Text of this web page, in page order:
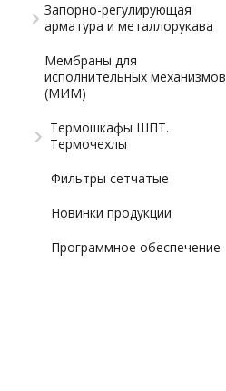
Запорно-регулирующая
арматура и металлорукава
Мембраны для
исполнительных механизмов
(МИМ)
Термошкафы ШПТ.
Термочехлы
Фильтры сетчатые
Новинки продукции
Программное обеспечение